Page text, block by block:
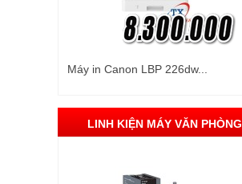
Máy in Canon LBP 226dw...
LINH KIỆN MÁY VĂN PHÒNG